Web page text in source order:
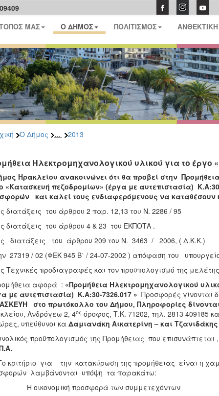
ΜΑΣ Ο ΔΗΜΟΣ ΠΟΛΙΤΙΣΜΟΣ
Ο Δήμος ... 2013
Ηλεκτρομηχανολογικού υλικού για το έργο
Ηρακλείου ανακοινώνει ότι θα προβεί στην Προμήθεια
«Κατασκευή πεζοδρομίων» (έργα με αυτεπιστασία)
και καλεί τους ενδιαφερόμενους να
διατάξεις του άρθρου 2 παρ. 12,13 του Ν. 2286 / 95
διατάξεις του άρθρου 4 & 23 του ΕΚΠΟΤΑ .
διατάξεις του άρθρου 209 του Ν. 3463 / 2006, ( Δ.Κ.Κ.)
27319 / 02 (ΦΕΚ 945 Β΄ / 24-07-2002 ) απόφαση του
Τεχνικές προδιαγραφές και τον προϋπολογισμό της
αφορά : «Προμήθεια Ηλεκτρομηχανολογικού
με αυτεπιστασία) Κ.Α:30-7326.017 » Προσφορές γίνονται
στο πρωτόκολλο του Δήμου, Πληροφορίες
Ανδρόγεω 2, 4ος όροφος, Τ.Κ. 71202, τηλ. 2813 409185
υπεύθυνοι κα Δαμιανάκη Αικατερίνη – και
προϋπολογισμός της Προμήθειας που
για την κατακύρωση της προμήθειας είναι η
λαμβάνονται υπόψη τα παρακάτω:
οικονομική προσφορά των συμμετεχόντων